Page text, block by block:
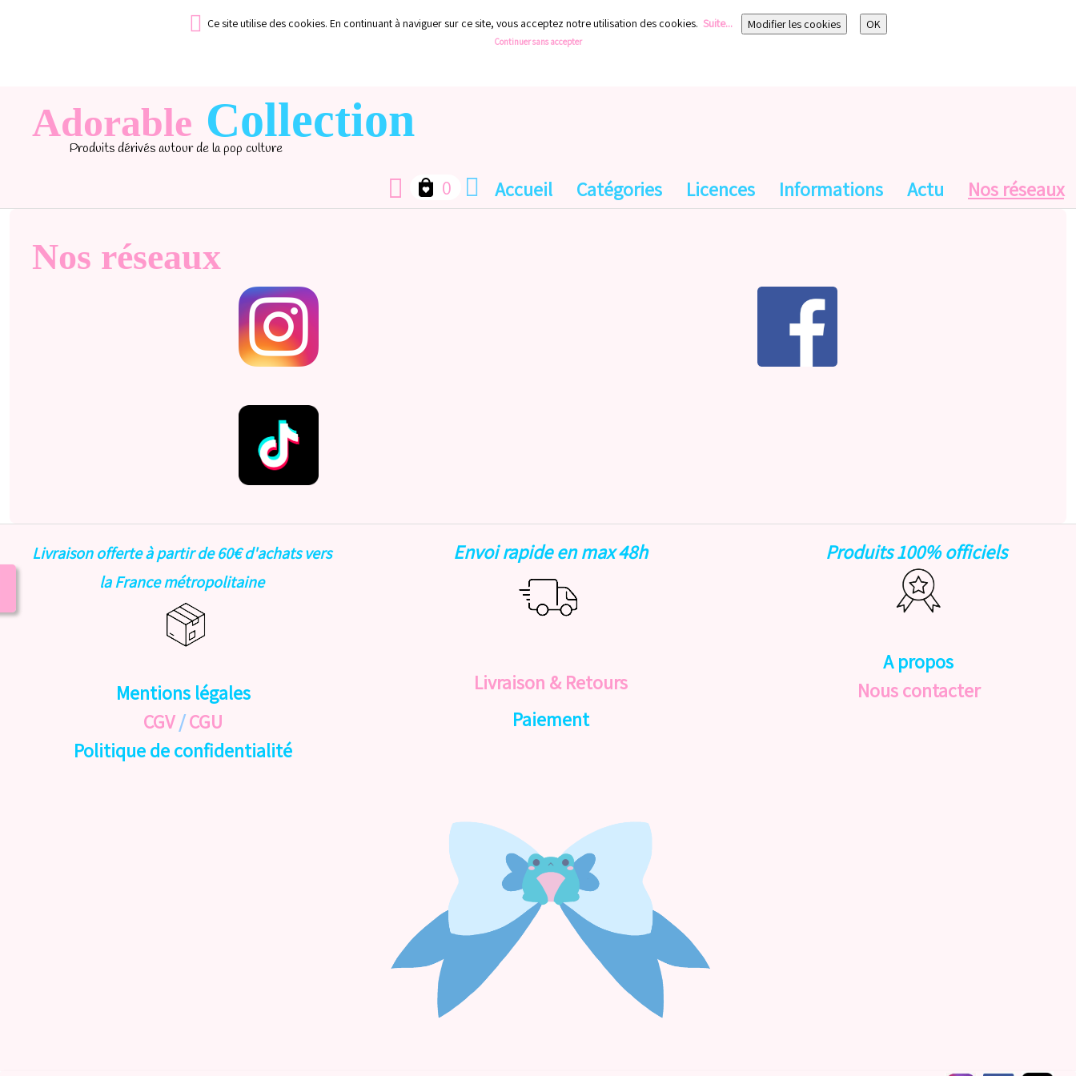
Ce site utilise des cookies. En continuant à naviguer sur ce site, vous acceptez notre utilisation des cookies. Suite... Modifier les cookies OK
Continuer sans accepter
Adorable Collection
Produits dérivés autour de la pop culture
0 Accueil Catégories Licences Informations Actu Nos réseaux
Nos réseaux
Livraison offerte à partir de 60€ d'achats vers
la France métropolitaine
Mentions légales
CGV/CGU
Politique de confidentialité
Envoi rapide en max 48h
Livraison & Retours
Paiement
Produits 100% officiels
A propos
Nous contacter